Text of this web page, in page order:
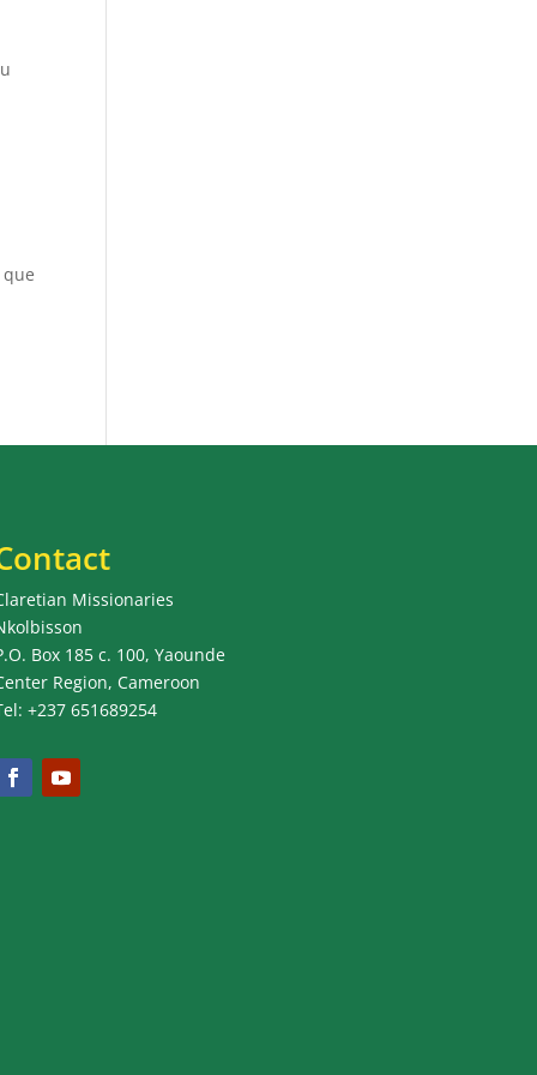
Missionaries
Box 185 c. 100, Yaounde
Region, Cameroon
+237 651689254